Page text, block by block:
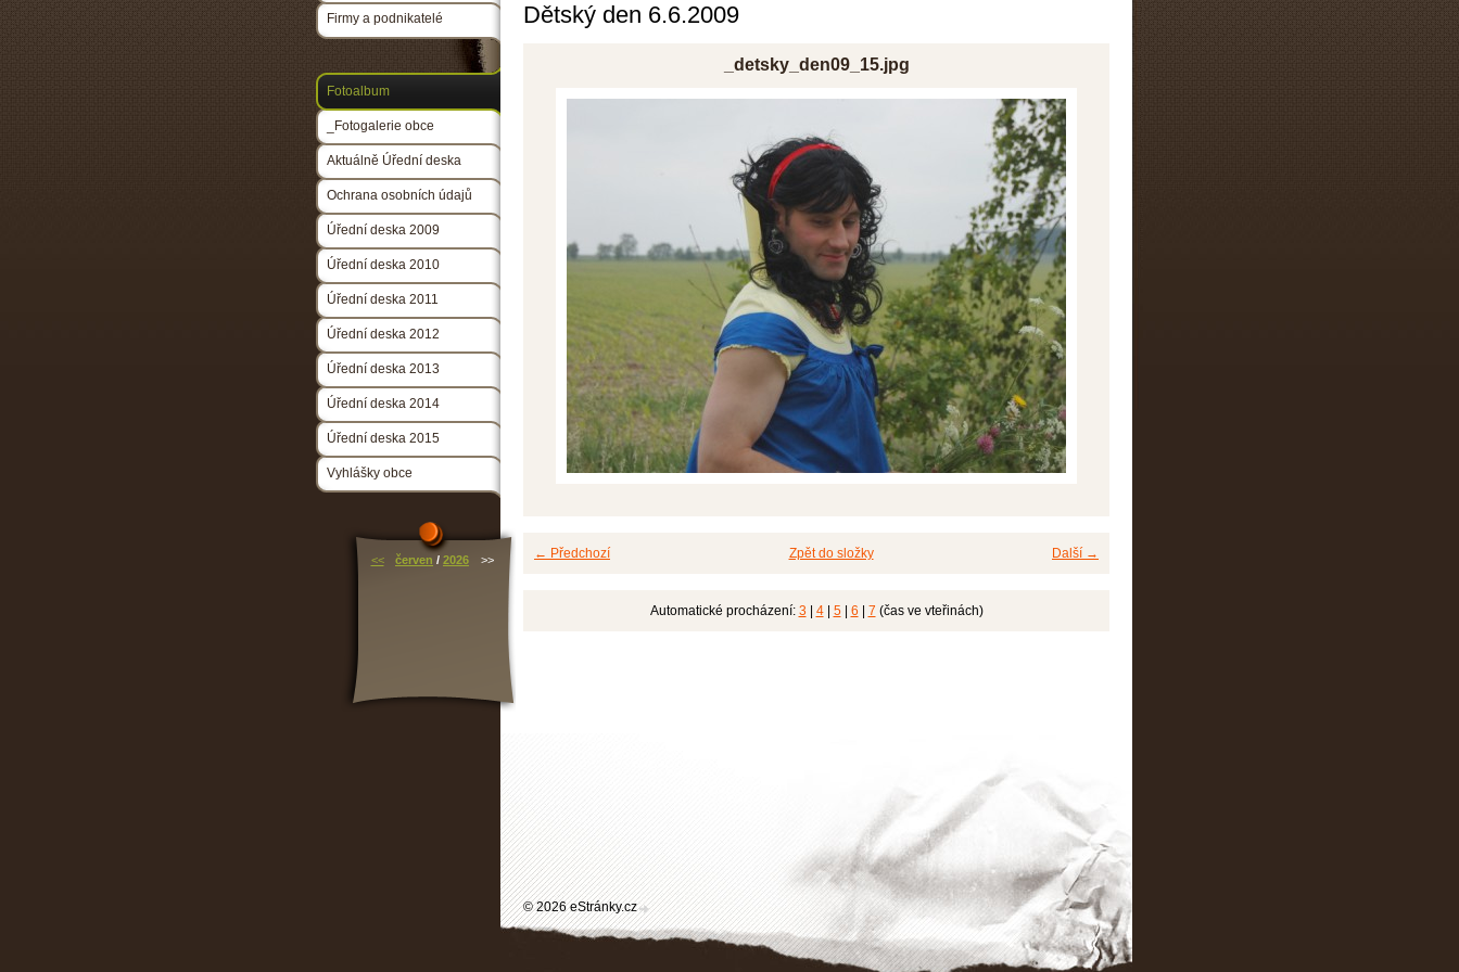
Dětský den 6.6.2009
_detsky_den09_15.jpg
← Předchozí Další →
Zpět do složky
Automatické procházení: 3 4| 5| 6 7 (čas ve vteřinách)
Firmy a podnikatelé
Fotoalbum
_Fotogalerie obce
Aktuálně Úřední deska
Ochrana osobních údajů
Úřední deska 2009
Úřední deska 2010
Úřední deska 2011
Úřední deska 2012
Úřední deska 2013
Úřední deska 2014
Úřední deska 2015
Vyhlášky obce
<< červen / 2026 >>
© 2026 eStránky.cz